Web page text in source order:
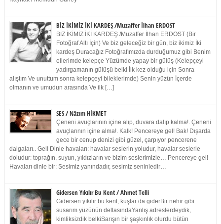
BİZ İKİMİZ İKİ KARDEŞ /Muzaffer İlhan ERDOST
BİZ İKİMİZ İKİ KARDEŞ /Muzaffer İlhan ERDOST (Bir
Fotoğraf Altı İçin) Ve biz geleceğiz bir gün, biz ikimiz İki
kardeş Duracağız Fotoğrafımızda durduğumuz gibi Benim
ellerimde kelepçe Yüzümde yapay bir gülüş (Kelepçeyi
yadırgamanın gülüşü belki İlk kez olduğu için Sonra
alıştım Ve unuttum sonra kelepçeyi bileklerimde) Senin yüzün İçerde
olmanın ve umudun arasında Ve ilk […]
SES / Nâzım HİKMET
Çeneni avuçlarının içine alıp, duvara dalıp kalma!. Çeneni
avuçlarının içine alma!. Kalk! Pencereye gel! Bak! Dışarda
gece bir cenup denizi gibi güzel, çarpıyor pencerene
dalgaları.. Gel! Dinle havaları: havalar seslerin yoludur, havalar seslerle
doludur: toprağın, suyun, yıldızların ve bizim seslerimizle… Pencereye gel!
Havaları dinle bir: Sesimiz yanındadır, sesimiz seninledir…
Gidersen Yıkılır Bu Kent / Ahmet Telli
Gidersen yıkılır bu kent, kuşlar da giderBir nehir gibi
susarım yüzünün deltasındaYanlış adreslerdeydik,
kimliksizdik belkiSarışın bir şaşkınlık olurdu bütün